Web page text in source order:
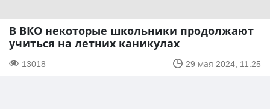
В ВКО некоторые школьники продолжают
учиться на летних каникулах
13018 29 мая 2024, 11:25